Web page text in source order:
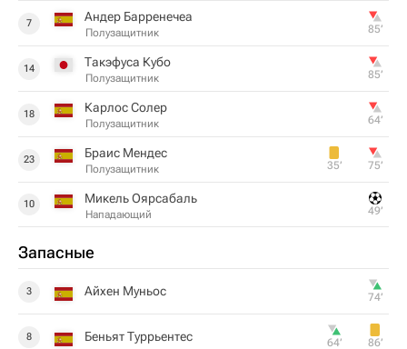
7 Андер Барренечеа
Полузащитник 85‎’‎
14 Такэфуса Кубо
Полузащитник 85‎’‎
18 Карлос Солер
Полузащитник 64‎’‎
23 Браис Мендес
Полузащитник 35‎’‎ 75‎’‎
10 Микель Оярсабаль
Нападающий 49‎’‎
Запасные
3 Айхен Муньос 74‎’‎
8 Беньят Туррьентес 64‎’‎ 86‎’‎